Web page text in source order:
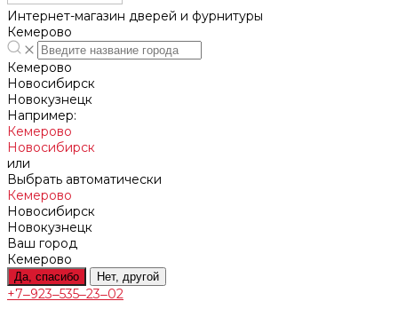
Интернет-магазин дверей и фурнитуры
Кемерово
Кемерово
Новосибирск
Новокузнецк
Например:
Кемерово
Новосибирск
или
Выбрать автоматически
Кемерово
Новосибирск
Новокузнецк
Ваш город
Кемерово
Да, спасибо Нет, другой
+7‒923‒535‒23‒02